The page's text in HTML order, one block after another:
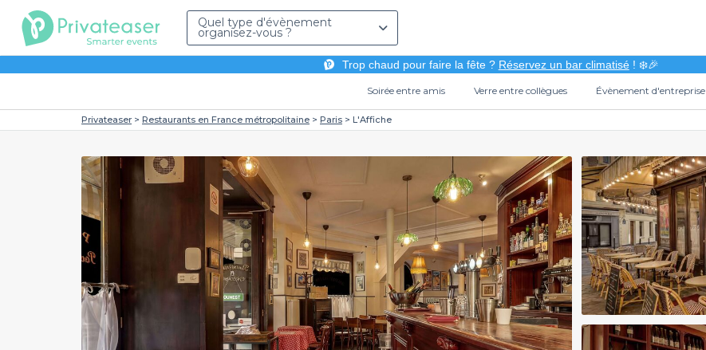
Quel type d'évènement
organisez-vous ?
Trop chaud pour faire la fête ? Réservez un bar climatisé! ❄️🎉
Soirée entre amis Verre entre collègues Évènement d'entreprise
Privateaser Restaurants en France métropolitaine Paris L'Affiche